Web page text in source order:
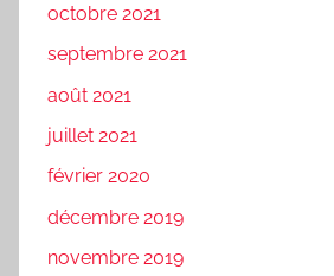
octobre 2021
septembre 2021
août 2021
juillet 2021
février 2020
décembre 2019
novembre 2019